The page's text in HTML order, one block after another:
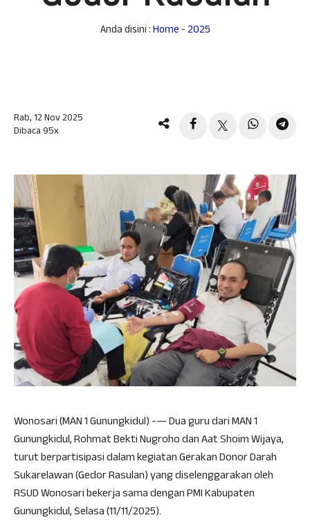
Anda disini :Home -2025
Rab, 12 Nov 2025
Dibaca 95x
Wonosari (MAN 1 Gunungkidul) -— Dua guru dari MAN 1
Gunungkidul, Rohmat Bekti Nugroho dan Aat Shoim Wijaya,
turut berpartisipasi dalam kegiatan Gerakan Donor Darah
Sukarelawan (Gedor Rasulan) yang diselenggarakan oleh
RSUD Wonosari bekerja sama dengan PMI Kabupaten
Gunungkidul, Selasa (11/11/2025).